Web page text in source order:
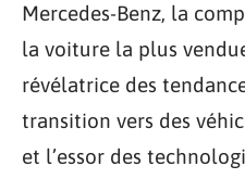
Mercedes-Benz, la
la voiture la plus
révélatrice des
transition vers des
et l’essor des